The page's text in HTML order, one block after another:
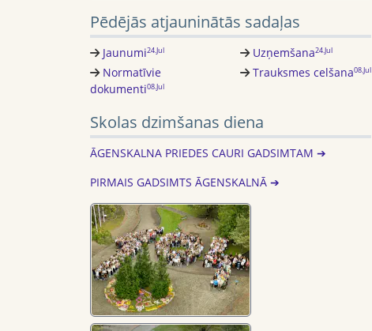
Pēdējās atjauninātās sadaļas
Jaunumi24.Jul Uzņemšana24.Jul
Normatīvie
dokumenti08.Jul
Trauksmes celšana08.Jul
Skolas dzimšanas diena
ĀGENSKALNA PRIEDES CAURI GADSIMTAM ➔
PIRMAIS GADSIMTS ĀGENSKALNĀ ➔